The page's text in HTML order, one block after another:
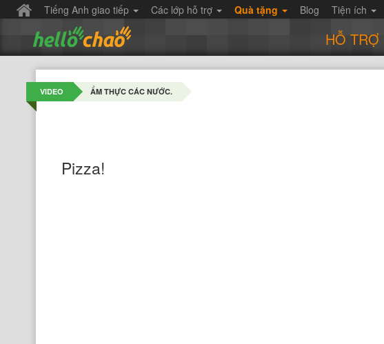
Tiếng Anh giao tiếp Các lớp hỗ trợ Quà tặng Blog Tiện ích
HỖ TRỢ
VIDEO ẨM THỰC CÁC NƯỚC.
Pizza!